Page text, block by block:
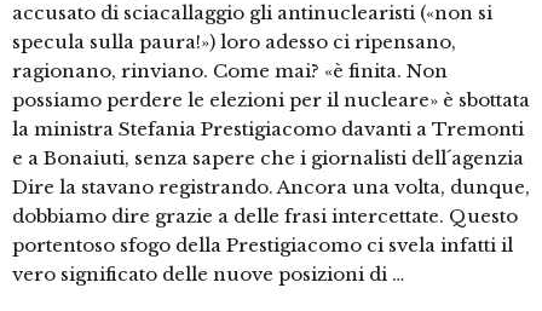
accusato di sciacallaggio gli antinuclearisti («non si
specula sulla paura!») loro adesso ci ripensano,
ragionano, rinviano. Come mai? «è finita. Non
possiamo perdere le elezioni per il nucleare» è sbottata
la ministra Stefania Prestigiacomo davanti a Tremonti
e a Bonaiuti, senza sapere che i giornalisti dell´agenzia
Dire la stavano registrando. Ancora una volta, dunque,
dobbiamo dire grazie a delle frasi intercettate. Questo
portentoso sfogo della Prestigiacomo ci svela infatti il
vero significato delle nuove posizioni di …